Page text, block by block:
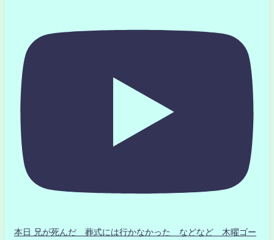
本日 兄が死んだ 葬式には行かなかった などなど 木曜ゴー